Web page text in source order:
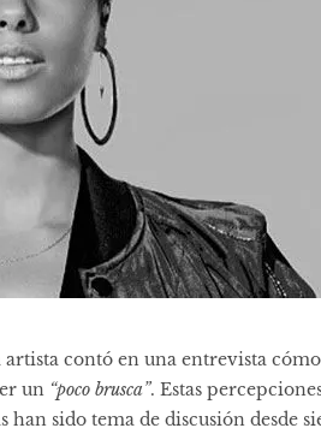
artista contó en una entrevista
un “poco brusca”. Estas
sido tema de discusión desde